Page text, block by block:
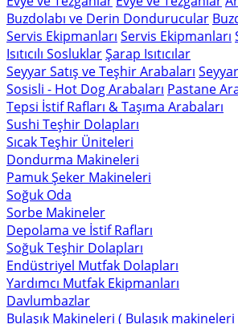
Buzdolabı ve Derin Dondurucular
Servis Ekipmanları Servis Ekipmanları
Isıtıcılı SosluklarŞarap Isıtıcılar
Seyyar Satış ve Teşhir Arabaları
Sosisli - Hot Dog Arabaları Pastane
Tepsi İstif Rafları & Taşıma Arabaları
Sushi Teşhir Dolapları
Sıcak Teşhir Üniteleri
Dondurma Makineleri
Pamuk Şeker Makineleri
Soğuk Oda
Sorbe Makineler
Depolama ve İstif Rafları
Soğuk Teşhir Dolapları
Endüstriyel Mutfak Dolapları
Yardımcı Mutfak Ekipmanları
Davlumbazlar
Bulaşık Makineleri ( Bulaşık makineleri